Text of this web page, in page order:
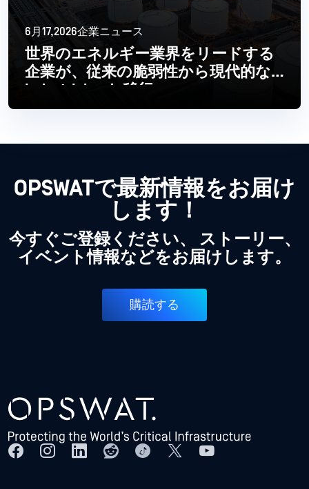
6月17,2026企業ニュース
世界のエネルギー業界をリードする
企業が、従来の脆弱性から現代的な
Industrial へと移行
続きを読む
OPSWATで最新情報をお届け
します！
今すぐご登録ください、 ストーリー、
イベント情報などをお届けします。
購読する